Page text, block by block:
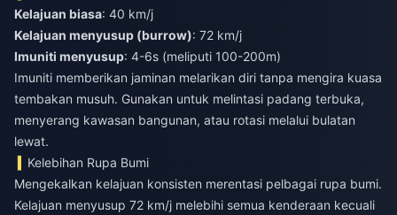
Kelajuan biasa: 40 km/j
Kelajuan menyusup (burrow): 72 km/j
Imuniti menyusup: 4-6s (meliputi 100-200m)
Imuniti memberikan jaminan melarikan diri tanpa mengira kuasa
tembakan musuh. Gunakan untuk melintasi padang terbuka,
menyerang kawasan bangunan, atau rotasi melalui bulatan
lewat.
Kelebihan Rupa Bumi
Mengekalkan kelajuan konsisten merentasi pelbagai rupa bumi.
Kelajuan menyusup 72 km/j melebihi semua kenderaan kecuali